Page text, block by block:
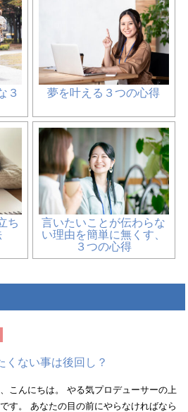
３
夢を叶える３つの心得
ち
言いたいことが伝わらな
い理由を簡単に無くす、
３つの心得
くない事は後回し？
こんにちは。 やる気プロデューサーの上
す。 あなたの目の前にやらなければなら